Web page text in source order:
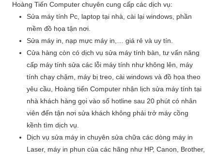
Hoàng Tiến Computer chuyên cung cấp các dịch vụ:
Sửa máy tính Pc, laptop tại nhà, cài lại windows, phần
mềm đồ họa tận nơi.
Sửa máy in, nạp mực máy in,… giá rẻ và uy tín.
Cửa hàng còn có dịch vụ sửa máy tính bàn, tư vấn năng
cấp máy tính sửa các lỗi máy tính như không lên, máy
tính chạy chậm, máy bị treo, cài windows và đồ họa theo
yêu cầu, Hoàng tiến Computer nhận lịch sửa máy tính tại
nhà khách hàng gọi vào số hotline sau 20 phút có nhân
viên đến tận nơi sửa khách không phải trở máy cồng
kềnh tìm dịch vụ.
Dịch vụ sửa máy in chuyên sửa chữa các dòng máy in
Laser, máy in phun của các hãng như HP, Canon, Brother,